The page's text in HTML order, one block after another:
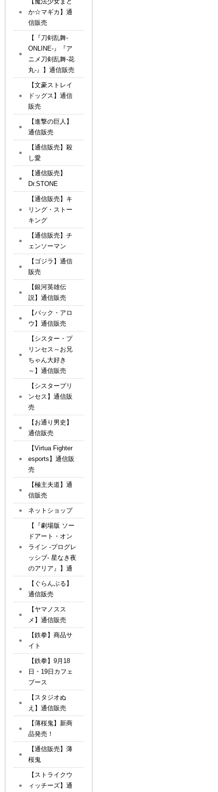
か☆マギカ】通
信販売
【『刀剣乱舞-
ONLINE-』『ア
ニメ刀剣乱舞-花
丸-』】通信販売
【文豪ストレイ
ドッグス】通信
販売
【進撃の巨人】
通信販売
【通信販売】殺
し愛
【通信販売】
Dr.STONE
【通信販売】キ
リング・ストー
キング
【通信販売】チ
ェンソーマン
【ゴジラ】通信
販売
【銀河英雄伝
説】通信販売
【バック・アロ
ウ】通信販売
【シスター・プ
リンセス～お兄
ちゃん大好き
～】通信販売
【シスタープリ
ンセス】通信販
売
【お通り男史】
通信販売
【Virtua Fighter
esports】通信販
売
【極主夫道】通
信販売
ネットショップ
【『劇場版 ソー
ドアート・オン
ライン -プログレ
ッシブ- 星なき夜
のアリア』】通
【ぐらんぶる】
通信販売
【ヤマノスス
メ】通信販売
【鉄拳】商品サ
イト
【鉄拳】9月18
日・19日カフェ
ブース
【スタジオぬ
え】通信販売
【薄桜鬼】新商
品発売！
【通信販売】薄
桜鬼
【ストライクウ
ィッチーズ】通